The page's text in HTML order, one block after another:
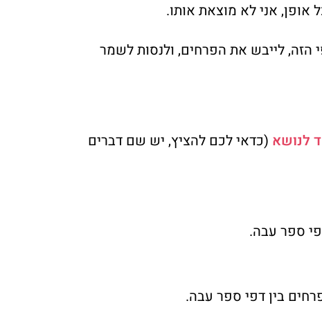
אני לא מוצאת אותו.
הזה, לייבש את הפרחים, ולנסות לשמר
לנושא (כדאי לכם להציץ, יש שם דברים
ספר עבה.
בין דפי ספר עבה.